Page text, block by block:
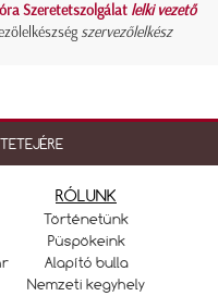
Szeretetszolgálat lelki vezető
szervezőlelkész
RÓLUNK
Történetünk
Püspökeink
Alapító bulla
Nemzeti kegyhely